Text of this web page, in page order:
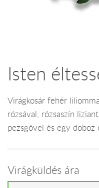
Isten
Virágkosár fehér
rózsával, rózsaszín
pezsgővel és egy doboz
Virágküldés ára